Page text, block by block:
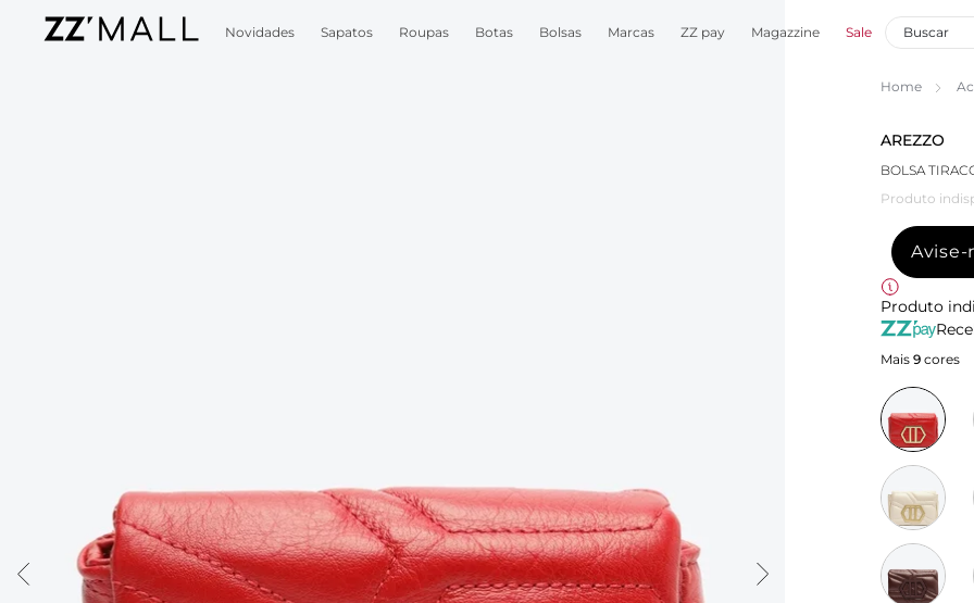
Novidades Sapatos Roupas Botas Bolsas Marcas ZZ pay Magazzine Sale
Home
AREZZO
BOLSA
Produto
Avise-
Produto
Mais 9 cores